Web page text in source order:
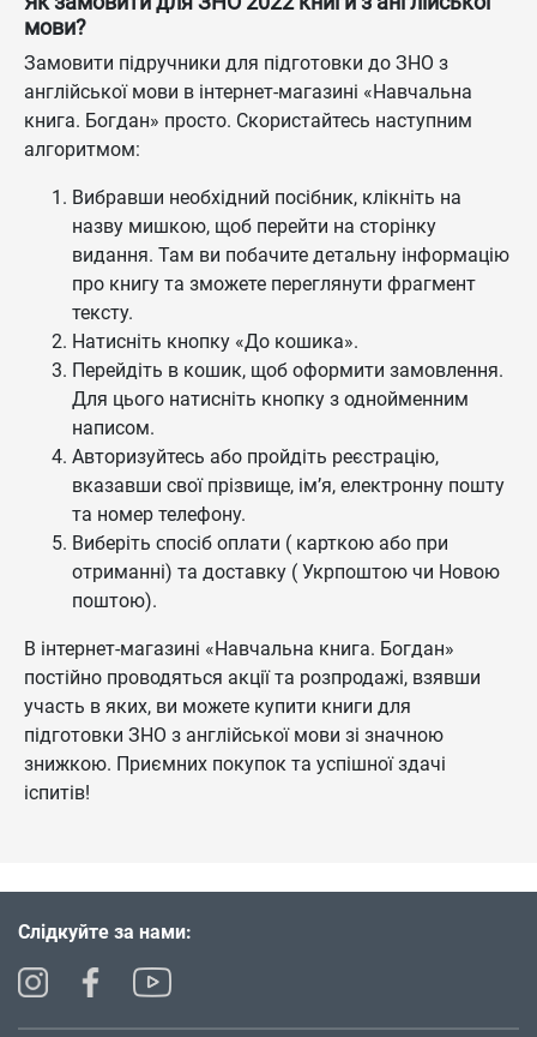
мови?
Замовити підручники для підготовки до ЗНО з
англійської мови в інтернет-магазині «Навчальна
книга. Богдан» просто. Скористайтесь наступним
алгоритмом:
Вибравши необхідний посібник, клікніть на
назву мишкою, щоб перейти на сторінку
видання. Там ви побачите детальну інформацію
про книгу та зможете переглянути фрагмент
тексту.
Натисніть кнопку «До кошика».
Перейдіть в кошик, щоб оформити замовлення.
Для цього натисніть кнопку з однойменним
написом.
Авторизуйтесь або пройдіть реєстрацію,
вказавши свої прізвище, ім’я, електронну пошту
та номер телефону.
Виберіть спосіб оплати ( карткою або при
отриманні) та доставку ( Укрпоштою чи Новою
поштою).
В інтернет-магазині «Навчальна книга. Богдан»
постійно проводяться акції та розпродажі, взявши
участь в яких, ви можете купити книги для
підготовки ЗНО з англійської мови зі значною
знижкою. Приємних покупок та успішної здачі
іспитів!
Слідкуйте за нами: